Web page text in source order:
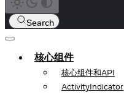
Search
核心组件
核心组件和API
ActivityIndicator